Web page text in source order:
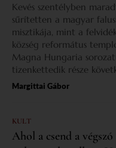
Kevés szentélyben
sűrítetten a magyar
misztikája, mint a
község református
Magna Hungaria
tizenkettedik része
Margittai Gábor
KULT
Ahol a csend a